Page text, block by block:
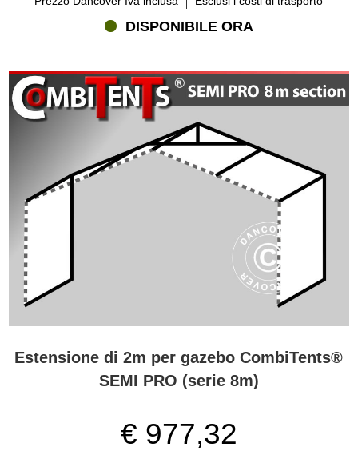
innovative, in particolare il rivoluzionario tetto. Affinché un tendone
Flextents.com è orgogliosa di presentare il nostro Sistema di Tripla
Chiusura in Velcro, progettato dal nostro team di design creativo e
qualificato. L’eccezionale sistema con robusta copertura in PVC e
strisce di Velcro si assicura che i tendoni per feste Combitents®
siano impermeabili al 100% indipendentemente dalla dimensione-
combinazione che preferisci. Tutti i tendoni per feste Combitents®
sono dotati di un resistente telaio in acciaio zincato di alta qualità.
Infine, i tendoni sono stati progettati con Doppio Velcro Paravento
sulle porte e sulle giunture per la massima protezione contro il
vento e la pioggia.
DISPONIBILE ORA
Estensione di 2m per gazebo CombiTents®
SEMI PRO (serie 8m)
€ 977,32